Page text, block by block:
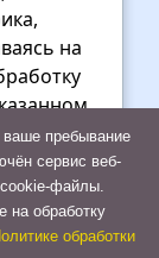
на
данных
пребывание
сервис веб-
файлы.
на обработку
обработки